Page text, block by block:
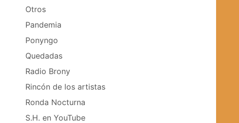
Otros
Pandemia
Ponyngo
Quedadas
Radio Brony
Rincón de los artistas
Ronda Nocturna
S.H. en YouTube